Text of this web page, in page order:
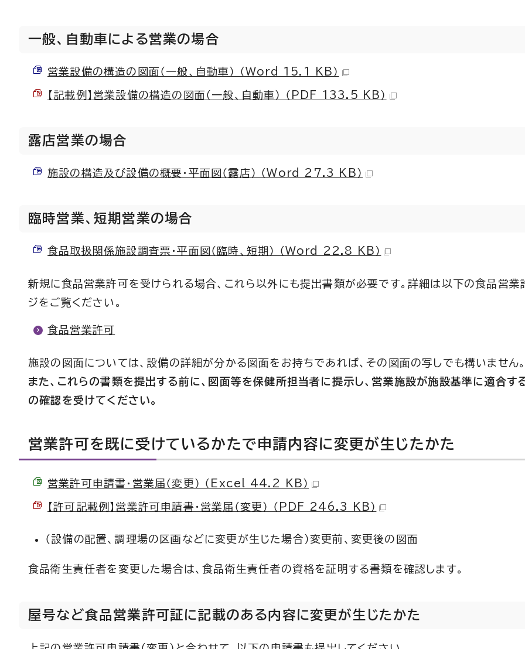
一般、自動車による営業の場合
営業設備の構造の図面（一般、自動車） （Word 15.1 KB）
【記載例】営業設備の構造の図面（一般、自動車） （PDF 133.5 KB）
露店営業の場合
施設の構造及び設備の概要・平面図（露店） （Word 27.3 KB）
臨時営業、短期営業の場合
食品取扱関係施設調査票・平面図（臨時、短期） （Word 22.8 KB）
新規に食品営業許可を受けられる場合、これら以外にも提出書類が必要です。詳細は以下の食品営業
ジをご覧ください。
食品営業許可
施設の図面については、設備の詳細が分かる図面をお持ちであれば、その図面の写しでも構いません
また、これらの書類を提出する前に、図面等を保健所担当者に提示し、営業施設が施設基準に適合す
の確認を受けてください。
営業許可を既に受けているかたで申請内容に変更が生じたかた
営業許可申請書・営業届（変更） （Excel 44.2 KB）
【許可記載例】営業許可申請書・営業届（変更） （PDF 246.3 KB）
（設備の配置、調理場の区画などに変更が生じた場合）変更前、変更後の図面
食品衛生責任者を変更した場合は、食品衛生責任者の資格を証明する書類を確認します。
屋号など食品営業許可証に記載のある内容に変更が生じたかた